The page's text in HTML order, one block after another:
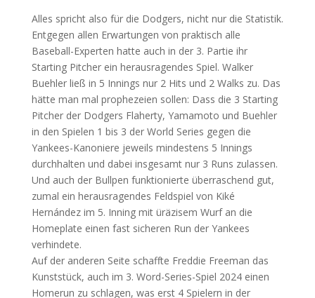
Alles spricht also für die Dodgers, nicht nur die Statistik.
Entgegen allen Erwartungen von praktisch alle
Baseball-Experten hatte auch in der 3. Partie ihr
Starting Pitcher ein herausragendes Spiel. Walker
Buehler ließ in 5 Innings nur 2 Hits und 2 Walks zu. Das
hätte man mal prophezeien sollen: Dass die 3 Starting
Pitcher der Dodgers Flaherty, Yamamoto und Buehler
in den Spielen 1 bis 3 der World Series gegen die
Yankees-Kanoniere jeweils mindestens 5 Innings
durchhalten und dabei insgesamt nur 3 Runs zulassen.
Und auch der Bullpen funktionierte überraschend gut,
zumal ein herausragendes Feldspiel von Kiké
Hernández im 5. Inning mit üräzisem Wurf an die
Homeplate einen fast sicheren Run der Yankees
verhindete.
Auf der anderen Seite schaffte Freddie Freeman das
Kunststück, auch im 3. Word-Series-Spiel 2024 einen
Homerun zu schlagen, was erst 4 Spielern in der